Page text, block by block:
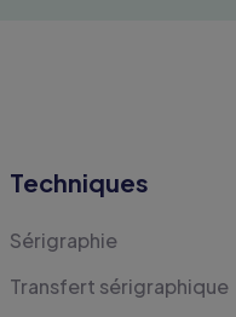
Techniques
Sérigraphie
Transfert sérigraphique